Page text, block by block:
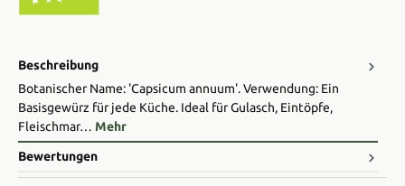
Beschreibung
Botanischer Name: 'Capsicum annuum'. Verwendung: Ein
Basisgewürz für jede Küche. Ideal für Gulasch, Eintöpfe,
Fleischmar… Mehr
Bewertungen